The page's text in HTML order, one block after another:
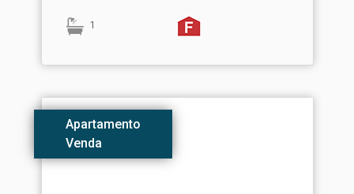
1
Apartamento
Venda